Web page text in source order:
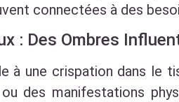
connectées à des
: Des Ombres
à une crispation dans le
des manifestations